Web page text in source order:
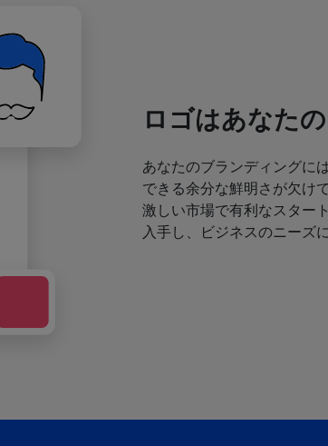
ロゴはあなた
あなたのブランディングに
できる余分な鮮明さが欠け
激しい市場で有利なスター
入手し、ビジネスのニーズ